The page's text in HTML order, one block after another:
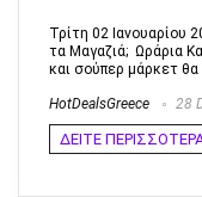
Τρίτη 02 Ιανουαρίου
τα Μαγαζιά; Ωράρια
και σούπερ μάρκετ θα
HotDealsGreece 28
ΔΕΙΤΕ